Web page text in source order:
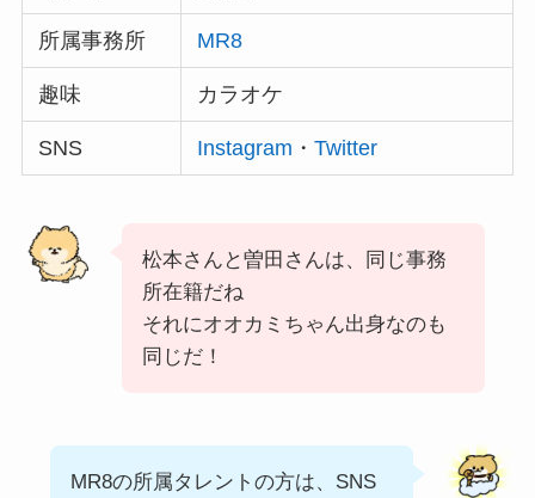
所属事務所 MR8
趣味 カラオケ
SNS Instagram ・Twitter
松本さんと曽田さんは、同じ事務
所在籍だね
それにオオカミちゃん出身なのも
同じだ！
MR8の所属タレントの方は、SNS